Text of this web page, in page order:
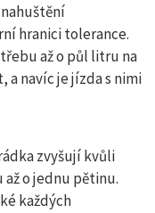
hranici tolerance.
až o půl litru na
a navíc je jízda s nimi
zvyšují kvůli
o jednu pětinu.
každých